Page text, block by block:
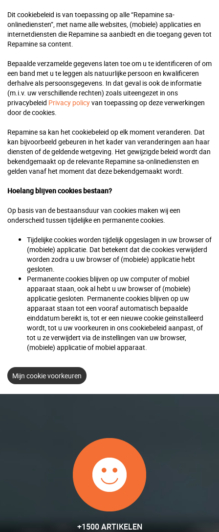
Dit cookiebeleid is van toepassing op alle “Repamine sa-
onlinediensten”, met name alle websites, (mobiele) applicaties en
internetdiensten die Repamine sa aanbiedt en die toegang geven tot
Repamine sa content.
Bepaalde verzamelde gegevens laten toe om u te identificeren of om
een band met u te leggen als natuurlijke persoon en kwalificeren
derhalve als persoonsgegevens. In dat geval is ook de informatie
(m.i.v. uw verschillende rechten) zoals uiteengezet in ons
privacybeleid Privacy policyvan toepassing op deze verwerkingen
door de cookies.
Repamine sa kan het cookiebeleid op elk moment veranderen. Dat
kan bijvoorbeeld gebeuren in het kader van veranderingen aan haar
diensten of de geldende wetgeving. Het gewijzigde beleid wordt dan
bekendgemaakt op de relevante Repamine sa-onlinediensten en
gelden vanaf het moment dat deze bekendgemaakt wordt.
Hoelang blijven cookies bestaan?
Op basis van de bestaansduur van cookies maken wij een
onderscheid tussen tijdelijke en permanente cookies.
Tijdelijke cookies worden tijdelijk opgeslagen in uw browser of
(mobiele) applicatie. Dat betekent dat die cookies verwijderd
worden zodra u uw browser of (mobiele) applicatie hebt
gesloten.
Permanente cookies blijven op uw computer of mobiel
apparaat staan, ook al hebt u uw browser of (mobiele)
applicatie gesloten. Permanente cookies blijven op uw
apparaat staan tot een vooraf automatisch bepaalde
einddatum bereikt is, tot er een nieuwe cookie geïnstalleerd
wordt, tot u uw voorkeuren in ons cookiebeleid aanpast, of
tot u ze verwijdert via de instellingen van uw browser,
(mobiele) applicatie of mobiel apparaat.
Mijn cookie voorkeuren
+1500 ARTIKELEN